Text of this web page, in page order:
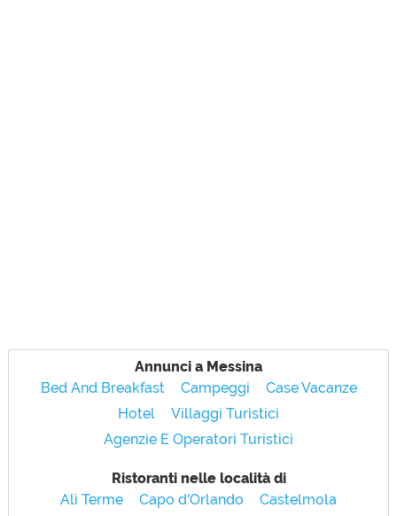
Annunci a Messina
Bed And Breakfast
Campeggi
Case Vacanze
Hotel
Villaggi Turistici
Agenzie E Operatori Turistici
Ristoranti nelle località di
Alì Terme
Capo d'Orlando
Castelmola